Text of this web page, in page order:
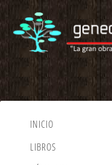
INICIO
LIBROS